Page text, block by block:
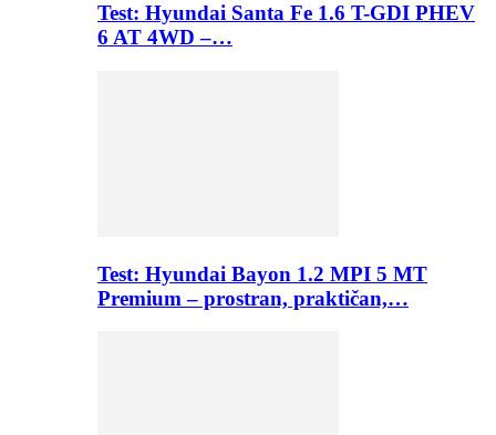
Test: Hyundai Santa Fe 1.6 T-GDI PHEV
6 AT 4WD –…
Test: Hyundai Bayon 1.2 MPI 5 MT
Premium – prostran, praktičan,…